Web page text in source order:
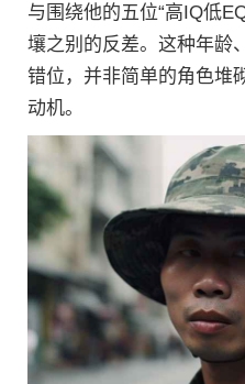
与围绕他的五位“高IQ低
壤之别的反差。这种年龄
错位，并非简单的角色堆
动机。